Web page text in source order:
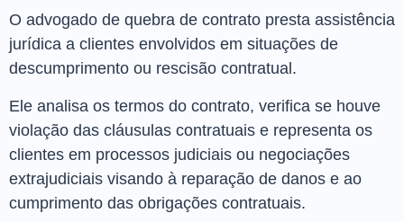
O advogado de quebra de contrato presta assistência
jurídica a clientes envolvidos em situações de
descumprimento ou rescisão contratual.
Ele analisa os termos do contrato, verifica se houve
violação das cláusulas contratuais e representa os
clientes em processos judiciais ou negociações
extrajudiciais visando à reparação de danos e ao
cumprimento das obrigações contratuais.